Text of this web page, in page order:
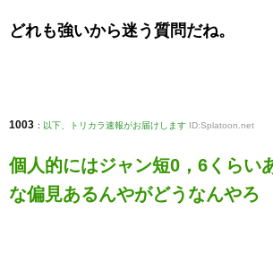
どれも強いから迷う質問だね。
1003 : 以下、トリカラ速報がお届けします ID:Splatoon.net
個人的にはジャン短0，6くらい
な偏見あるんやがどうなんやろ